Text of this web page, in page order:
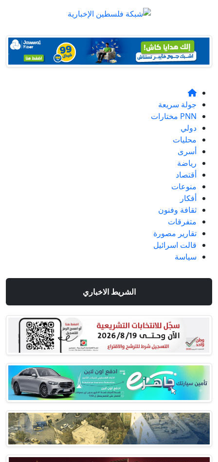
جولة سريعة
PNN مختارات
دولي
محليات
أسرى
رياضة
أقتصاد
منوعات
أفكار
ثقافة وفنون
متفرقات
تقارير مصورة
قالت اسرائيل
سياسة
الشريط الاخباري